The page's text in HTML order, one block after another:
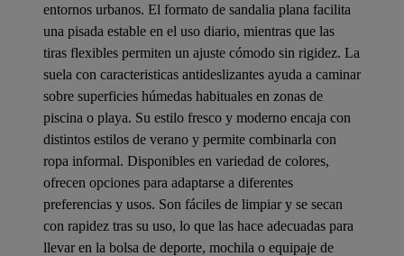
entornos urbanos. El formato de sandalia plana facilita
una pisada estable en el uso diario, mientras que las
tiras flexibles permiten un ajuste cómodo sin rigidez. La
suela con caracteristicas antideslizantes ayuda a caminar
sobre superficies húmedas habituales en zonas de
piscina o playa. Su estilo fresco y moderno encaja con
distintos estilos de verano y permite combinarla con
ropa informal. Disponibles en variedad de colores,
ofrecen opciones para adaptarse a diferentes
preferencias y usos. Son fáciles de limpiar y se secan
con rapidez tras su uso, lo que las hace adecuadas para
llevar en la bolsa de deporte, mochila o equipaje de